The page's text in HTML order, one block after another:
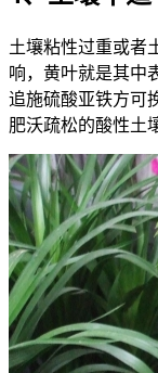
土壤粘性过重或者
响，黄叶就是其中
追施硫酸亚铁方可
肥沃疏松的酸性土